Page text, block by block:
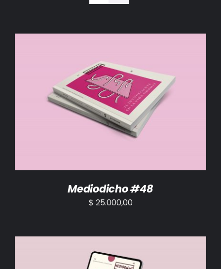
RED EOL
ACTUALIDAD
AÑADIR AL CARRITO / DETALLES
Mediodicho #48
$ 25.000,00